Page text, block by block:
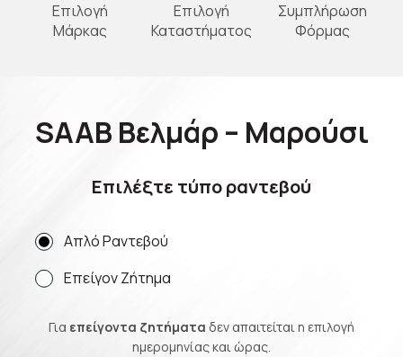
Επιλογή
Μάρκας
Επιλογή
Καταστήματος
Συμπλήρωση
Φόρμας
SAAB Βελμάρ – Μαρούσι
Επιλέξτε τύπο ραντεβού
Απλό Ραντεβού
Επείγον Ζήτημα
Για επείγοντα ζητήματα δεν απαιτείται η επιλογή
ημερομηνίας και ώρας.